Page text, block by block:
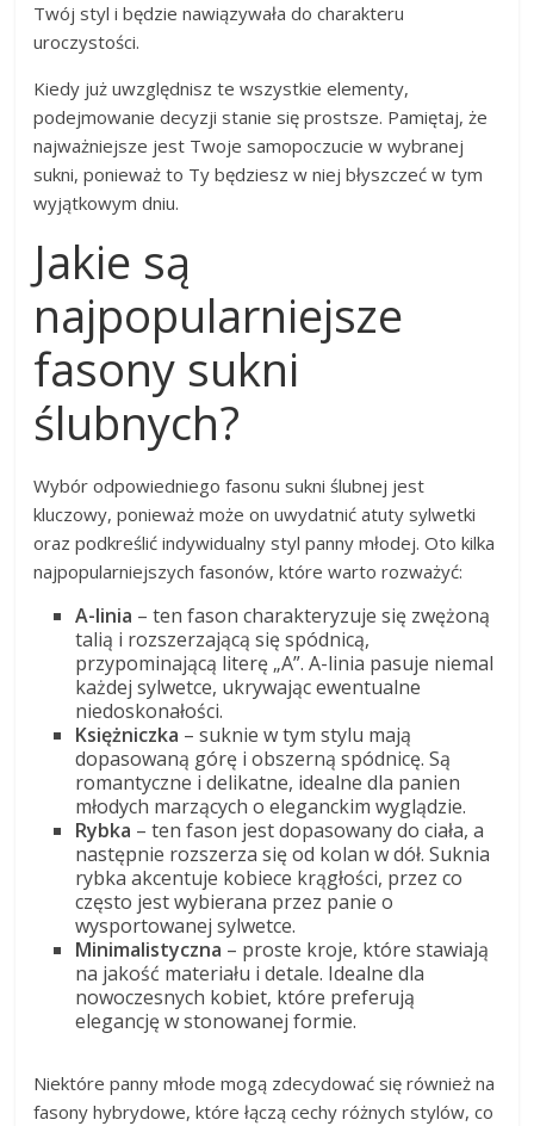
Twój styl i będzie nawiązywała do charakteru
uroczystości.
Kiedy już uwzględnisz te wszystkie elementy,
podejmowanie decyzji stanie się prostsze. Pamiętaj, że
najważniejsze jest Twoje samopoczucie w wybranej
sukni, ponieważ to Ty będziesz w niej błyszczeć w tym
wyjątkowym dniu.
Jakie są
najpopularniejsze
fasony sukni
ślubnych?
Wybór odpowiedniego fasonu sukni ślubnej jest
kluczowy, ponieważ może on uwydatnić atuty sylwetki
oraz podkreślić indywidualny styl panny młodej. Oto kilka
najpopularniejszych fasonów, które warto rozważyć:
A-linia – ten fason charakteryzuje się zwężoną
talią i rozszerzającą się spódnicą,
przypominającą literę „A”. A-linia pasuje niemal
każdej sylwetce, ukrywając ewentualne
niedoskonałości.
Księżniczka – suknie w tym stylu mają
dopasowaną górę i obszerną spódnicę. Są
romantyczne i delikatne, idealne dla panien
młodych marzących o eleganckim wyglądzie.
Rybka – ten fason jest dopasowany do ciała, a
następnie rozszerza się od kolan w dół. Suknia
rybka akcentuje kobiece krągłości, przez co
często jest wybierana przez panie o
wysportowanej sylwetce.
Minimalistyczna – proste kroje, które stawiają
na jakość materiału i detale. Idealne dla
nowoczesnych kobiet, które preferują
elegancję w stonowanej formie.
Niektóre panny młode mogą zdecydować się również na
fasony hybrydowe, które łączą cechy różnych stylów, co